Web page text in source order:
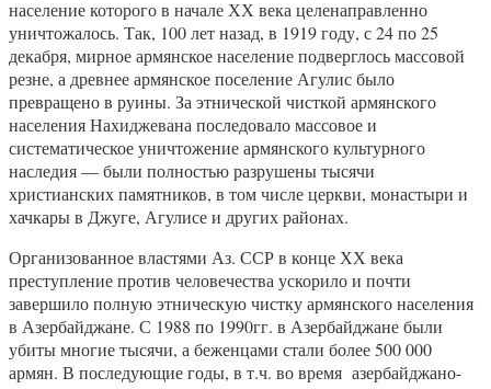
население которого в начале ХХ века целенаправленно
уничтожалось. Так, 100 лет назад, в 1919 году, с 24 по 25
декабря, мирное армянское население подверглось массовой
резне, а древнее армянское поселение Агулис было
превращено в руины. За этнической чисткой армянского
населения Нахиджевана последовало массовое и
систематическое уничтожение армянского культурного
наследия — были полностью разрушены тысячи
христианских памятников, в том числе церкви, монастыри и
хачкары в Джуге, Агулисе и других районах.
Организованное властями Аз. ССР в конце ХХ века
преступление против человечества ускорило и почти
завершило полную этническую чистку армянского населения
в Азербайджане. С 1988 по 1990гг. в Азербайджане были
убиты многие тысячи, а беженцами стали более 500 000
армян. В последующие годы, в т.ч. во время азербайджано-